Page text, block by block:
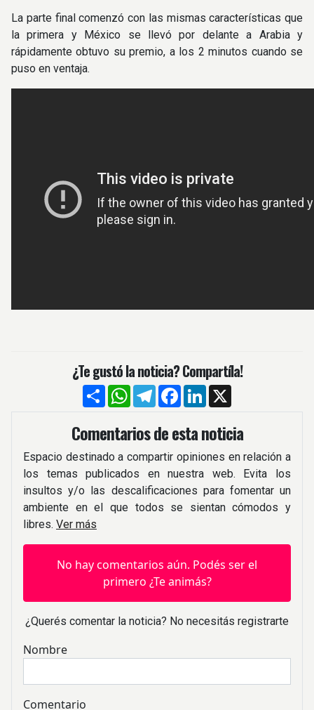
La parte final comenzó con las mismas características que
la primera y México se llevó por delante a Arabia y
rápidamente obtuvo su premio, a los 2 minutos cuando se
puso en ventaja.
¿Te gustó la noticia? Compartíla!
CompartirWhatsApp
TelegramFacebook
LinkedIn
Comentarios de esta noticia
Espacio destinado a compartir opiniones en relación a
los temas publicados en nuestra web. Evita los
insultos y/o las descalificaciones para fomentar un
ambiente en el que todos se sientan cómodos y
libres. Ver más
No hay comentarios aún. Podés ser el
primero ¿Te animás?
¿Querés comentar la noticia? No necesitás registrarte
Nombre
Comentario